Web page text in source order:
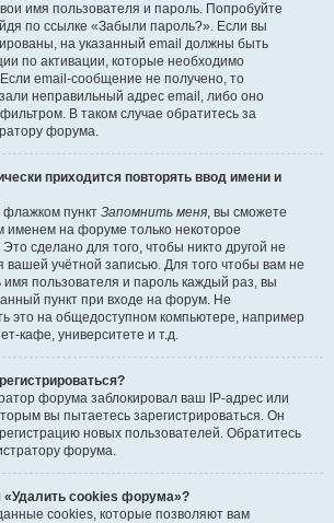
имя пользователя и пароль. Попробуйте
по ссылке «Забыли пароль?». Если вы
на указанный email должны быть
по активации, которые необходимо
email-сообщение не получено, то
неправильный адрес email, либо оно
В таком случае обратитесь за
форума.
приходится повторять ввод имени и
пункт Запомнить меня, вы сможете
именем на форуме только некоторое
сделано для того, чтобы никто другой не
вашей учётной записью. Для того чтобы вам не
имя пользователя и пароль каждый раз, вы
пункт при входе на форум. Не
это на общедоступном компьютере, например
кафе, университете и т.д.
форума заблокировал ваш IP-адрес или
вы пытаетесь зарегистрироваться. Он
новых пользователей. Обратитесь
форума.
«Удалить cookies форума»?
cookies, которые позволяют вам